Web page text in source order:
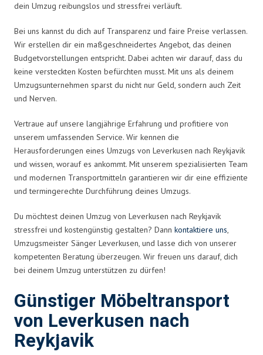
dein Umzug reibungslos und stressfrei verläuft.
Bei uns kannst du dich auf Transparenz und faire Preise verlassen.
Wir erstellen dir ein maßgeschneidertes Angebot, das deinen
Budgetvorstellungen entspricht. Dabei achten wir darauf, dass du
keine versteckten Kosten befürchten musst. Mit uns als deinem
Umzugsunternehmen sparst du nicht nur Geld, sondern auch Zeit
und Nerven.
Vertraue auf unsere langjährige Erfahrung und profitiere von
unserem umfassenden Service. Wir kennen die
Herausforderungen eines Umzugs von Leverkusen nach Reykjavik
und wissen, worauf es ankommt. Mit unserem spezialisierten Team
und modernen Transportmitteln garantieren wir dir eine effiziente
und termingerechte Durchführung deines Umzugs.
Du möchtest deinen Umzug von Leverkusen nach Reykjavik
stressfrei und kostengünstig gestalten? Dann kontaktiere uns,
Umzugsmeister Sänger Leverkusen, und lasse dich von unserer
kompetenten Beratung überzeugen. Wir freuen uns darauf, dich
bei deinem Umzug unterstützen zu dürfen!
Günstiger Möbeltransport
von Leverkusen nach
Reykjavik